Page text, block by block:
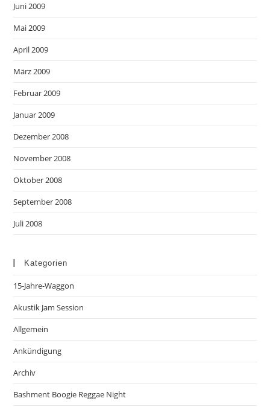
Juni 2009
Mai 2009
April 2009
März 2009
Februar 2009
Januar 2009
Dezember 2008
November 2008
Oktober 2008
September 2008
Juli 2008
Kategorien
15-Jahre-Waggon
Akustik Jam Session
Allgemein
Ankündigung
Archiv
Bashment Boogie Reggae Night